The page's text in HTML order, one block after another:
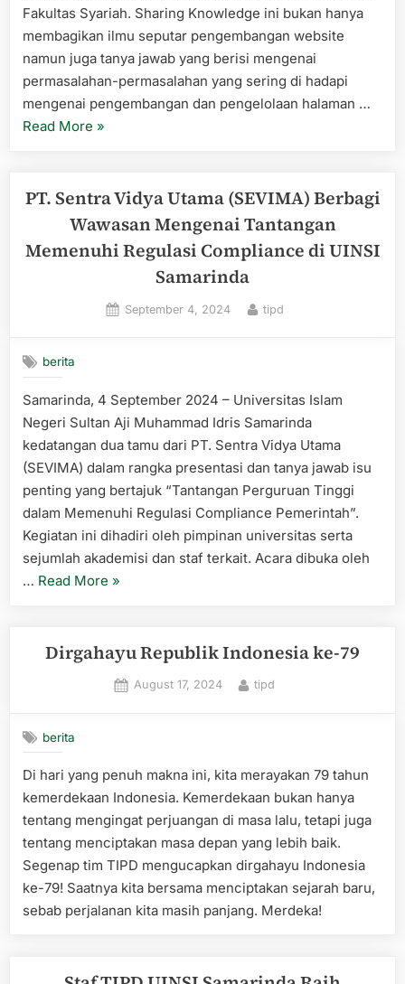
Fakultas Syariah. Sharing Knowledge ini bukan hanya
membagikan ilmu seputar pengembangan website
namun juga tanya jawab yang berisi mengenai
permasalahan-permasalahan yang sering di hadapi
mengenai pengembangan dan pengelolaan halaman …
Read More “Sharing
TIPD
Fasya”
»
PT. Sentra Vidya Utama (SEVIMA) Berbagi
Wawasan Mengenai Tantangan
Memenuhi Regulasi Compliance di UINSI
Samarinda
Posted
September 4, 2024 By
tipd
berita
Samarinda, 4 September 2024 – Universitas Islam
Negeri Sultan Aji Muhammad Idris Samarinda
kedatangan dua tamu dari PT. Sentra Vidya Utama
(SEVIMA) dalam rangka presentasi dan tanya jawab isu
penting yang bertajuk “Tantangan Perguruan Tinggi
dalam Memenuhi Regulasi Compliance Pemerintah”.
Kegiatan ini dihadiri oleh pimpinan universitas serta
sejumlah akademisi dan staf terkait. Acara dibuka oleh
… Read More “PT.
Utama
Berbagi
Memenuhi
Regulasi
Compliance
di
UINSI
Samarinda”
»
Dirgahayu Republik Indonesia ke-79
Posted
August 17, 2024 By
tipd
berita
Di hari yang penuh makna ini, kita merayakan 79 tahun
kemerdekaan Indonesia. Kemerdekaan bukan hanya
tentang mengingat perjuangan di masa lalu, tetapi juga
tentang menciptakan masa depan yang lebih baik.
Segenap tim TIPD mengucapkan dirgahayu Indonesia
ke-79! Saatnya kita bersama menciptakan sejarah baru,
sebab perjalanan kita masih panjang. Merdeka!